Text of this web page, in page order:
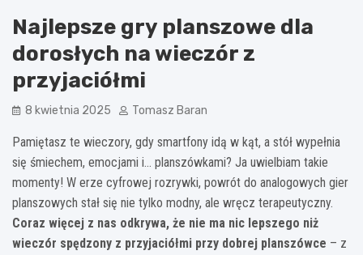
Najlepsze gry planszowe dla
dorosłych na wieczór z
przyjaciółmi
8 kwietnia 2025 Tomasz Baran
Pamiętasz te wieczory, gdy smartfony idą w kąt, a stół wypełnia
się śmiechem, emocjami i… planszówkami? Ja uwielbiam takie
momenty! W erze cyfrowej rozrywki, powrót do analogowych gier
planszowych stał się nie tylko modny, ale wręcz terapeutyczny.
Coraz więcej z nas odkrywa, że nie ma nic lepszego niż
wieczór spędzony z przyjaciółmi przy dobrej planszówce – z